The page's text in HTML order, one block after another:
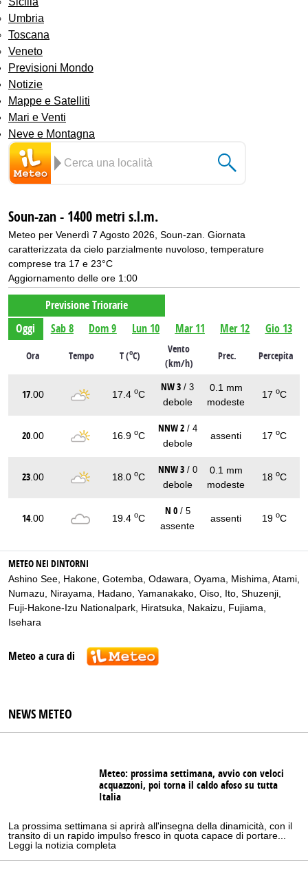
Umbria
Toscana
Veneto
Previsioni Mondo
Notizie
Mappe e Satelliti
Mari e Venti
Neve e Montagna
Soun-zan - 1400 metri s.l.m.
Meteo per Venerdì 7 Agosto 2026, Soun-zan. Giornata
caratterizzata da cielo parzialmente nuvoloso, temperature
comprese tra 17 e 23°C
Aggiornamento delle ore 1:00
Previsione Triorarie
Oggi
Sab 8 Dom 9 Lun 10 Mar 11 Mer 12 Gio 13
Ora Tempo T (oC)
Vento
(km/h)
Prec. Percepita
17 .00 17.4 oC
NW 3 / 3
debole
0.1 mm
modeste
17 oC
20 .00 16.9 oC
NNW 2 / 4
debole
assenti 17 oC
23 .00 18.0 oC
NNW 3 / 0
debole
0.1 mm
modeste
18 oC
14.00 19.4 oC
N 0 / 5
assente
assenti 19 oC
METEO NEI DINTORNI
Ashino See Hakone Gotemba Odawara Oyama Mishima Atami
Numazu
Nirayama Hadano Yamanakako Oiso Ito Shuzenji
Fuji-Hakone-Izu Nationalpark Hiratsuka Nakaizu Fujiama
Isehara
Meteo a cura di
NEWS METEO
Meteo: prossima settimana, avvio con veloci
acquazzoni, poi torna il caldo afoso su tutta
Italia
La prossima settimana si aprirà all'insegna della dinamicità, con il
transito di un rapido impulso fresco in quota capace di portare...
Leggi la notizia completa